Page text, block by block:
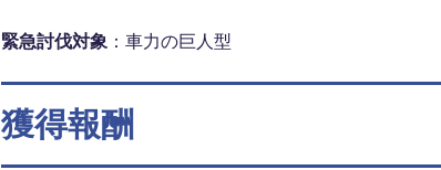
緊急討伐対象 ：車力の巨人型
獲得報酬